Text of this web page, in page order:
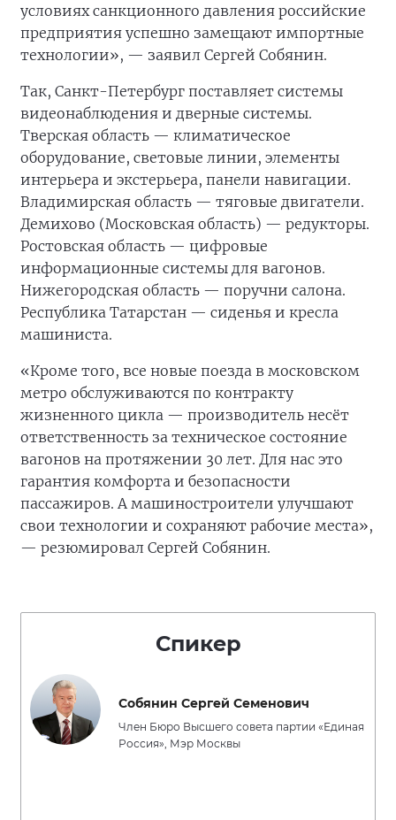
условиях санкционного давления российские
предприятия успешно замещают импортные
технологии», — заявил Сергей Собянин.
Так, Санкт-Петербург поставляет системы
видеонаблюдения и дверные системы.
Тверская область — климатическое
оборудование, световые линии, элементы
интерьера и экстерьера, панели навигации.
Владимирская область — тяговые двигатели.
Демихово (Московская область) — редукторы.
Ростовская область — цифровые
информационные системы для вагонов.
Нижегородская область — поручни салона.
Республика Татарстан — сиденья и кресла
машиниста.
«Кроме того, все новые поезда в московском
метро обслуживаются по контракту
жизненного цикла — производитель несёт
ответственность за техническое состояние
вагонов на протяжении 30 лет. Для нас это
гарантия комфорта и безопасности
пассажиров. А машиностроители улучшают
свои технологии и сохраняют рабочие места»,
— резюмировал Сергей Собянин.
Спикер
Собянин Сергей Семенович
Член Бюро Высшего совета партии «Единая
Россия», Мэр Москвы